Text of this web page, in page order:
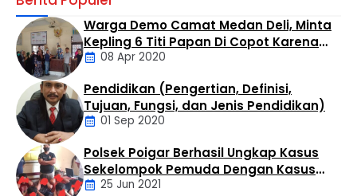
panjang Universitas Labuhanbatu (ULB) yang kini genap
berusia 28 tahun. Dalam usianya yang makin matang,
ULB diharapkan tidak hanya menjadi tempat transfer
ilmu, melainkan kawah candradimuka dalam
melahirkan generasi muda yang inovatif, kritis, dan
berkarakter. Apresiasi tersebut disampaikan Bupati …
Daerah
Warga Demo Camat Medan Deli, Minta
Kepling 6 Titi Papan Di Copot Karena
Tak Perduli Sama Warganya
08 Apr 2020
Artikel
Pendidikan (Pengertian, Definisi,
Tujuan, Fungsi, dan Jenis Pendidikan)
01 Sep 2020
Polsek Poigar Berhasil Ungkap Kasus
Sekelompok Pemuda Dengan Kasus
Pencabulan
25 Jun 2021